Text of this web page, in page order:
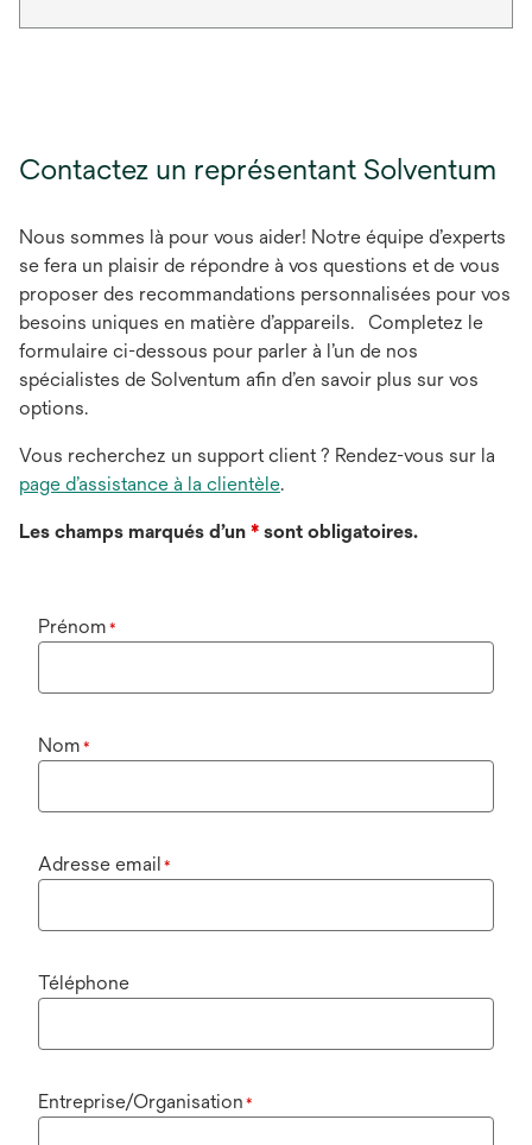
Contactez un représentant Solventum
Nous sommes là pour vous aider! Notre équipe d’experts
se fera un plaisir de répondre à vos questions et de vous
proposer des recommandations personnalisées pour vos
besoins uniques en matière d’appareils. Completez le
formulaire ci-dessous pour parler à l’un de nos
spécialistes de Solventum afin d’en savoir plus sur vos
options.
Vous recherchez un support client ? Rendez-vous sur la
page d’assistance à la clientèle.
Les champs marqués d’un * sont obligatoires.
Prénom *
Nom *
Adresse email *
Téléphone
Entreprise/Organisation *